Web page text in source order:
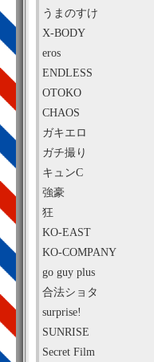
うまのすけ
X-BODY
eros
ENDLESS
OTOKO
CHAOS
ガキエロ
ガチ撮り
キュンC
強豪
狂
KO-EAST
KO-COMPANY
go guy plus
合法ショタ
surprise!
SUNRISE
Secret Film